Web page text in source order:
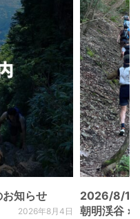
知らせ
2026年8月4日
2026/8/
朝明渓谷 ×